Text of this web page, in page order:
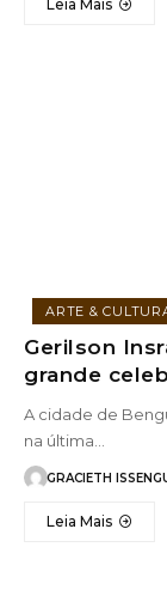
Leia Mais
ARTE &
Gerilson
grande
A cidade de
na última…
GRACIETH
Leia Mais